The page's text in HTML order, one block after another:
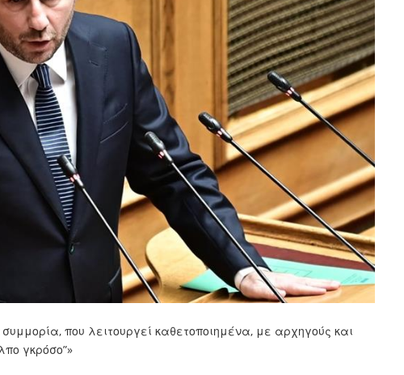
που λειτουργεί καθετοποιημένα, με αρχηγούς και
γκρόσο”»